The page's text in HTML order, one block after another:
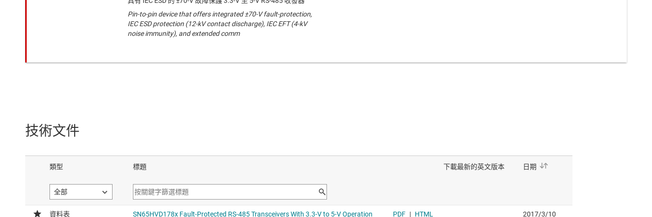
Pin-to-pin device that offers integrated ±70-V fault-protection,
IEC ESD protection (12-kV contact discharge), IEC EFT (4-kV
noise immunity), and extended comm
技術文件